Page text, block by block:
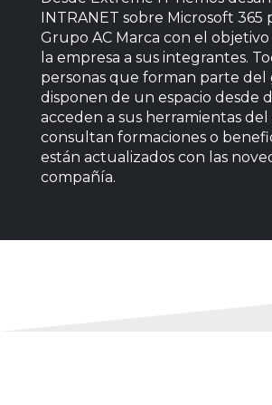
INTRANET sobre Microsoft 365
Grupo AC Marca con el
la empresa a sus integrantes.
personas que forman parte del
disponen de un espacio desde
acceden a sus herramientas del
consultan formaciones o
están actualizados con las
compañía.